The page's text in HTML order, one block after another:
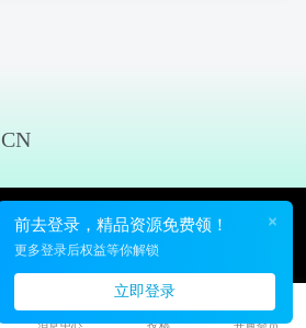
×
前去登录，精品资源免费领！
更多登录后权益等你解锁
立即登录
2026 诺言资源网 保留资源解释权
页面加载耗时 0.121 秒
消息中心 投稿 开通会员